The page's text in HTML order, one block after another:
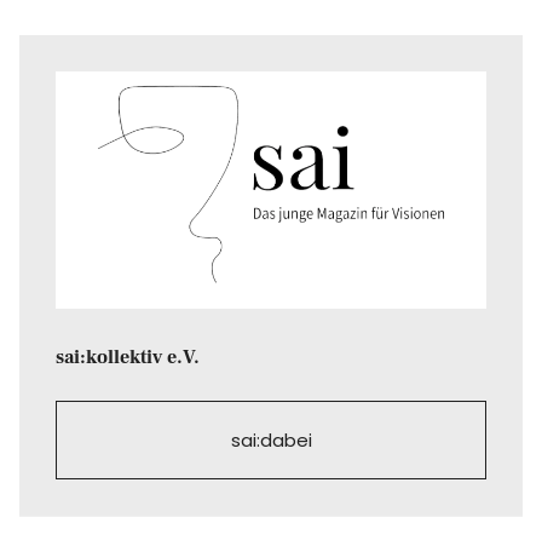
sai:kollektiv e.V.
sai:dabei